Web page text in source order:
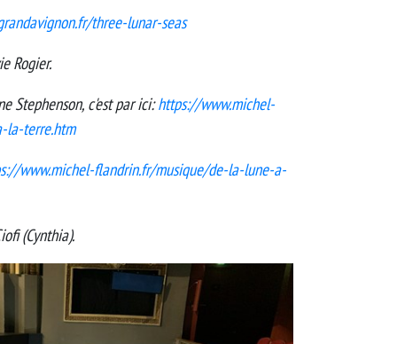
three-lunar-seas
Rogier.
Stephenson, c'est par ici:https://www.michel-
la-terre.htm
www.michel-flandrin.fr/musique/de-la-lune-a-
(Cynthia).